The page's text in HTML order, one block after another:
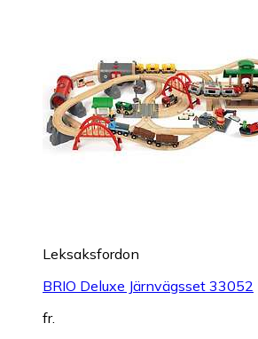
Leksaksfordon
BRIO Deluxe Järnvägsset 33052
fr.